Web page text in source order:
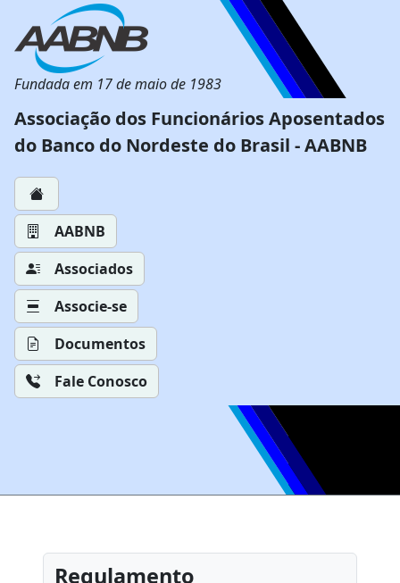
Fundada em 17 de maio de 1983
Associação dos Funcionários Aposentados
do Banco do Nordeste do Brasil - AABNB
AABNB
Associados
Associe-se
Documentos
Fale Conosco
Regulamento